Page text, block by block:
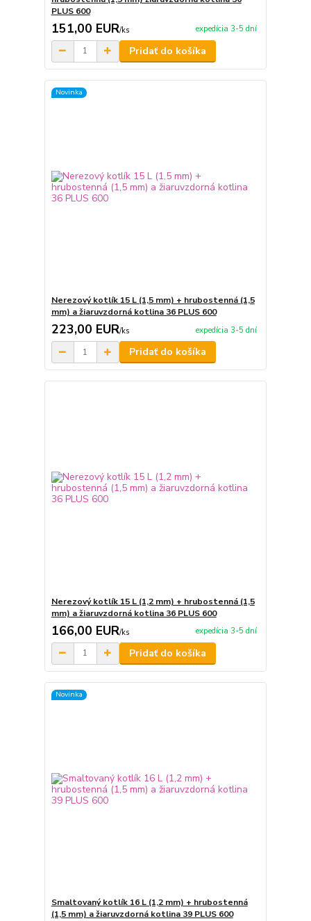
PLUS 600
151,00 EUR/ks expedícia 3-5 dní
Pridať do košíka
Novinka
Nerezový kotlík 15 L (1,5 mm) + hrubostenná (1,5
mm) a žiaruvzdorná kotlina 36 PLUS 600
223,00 EUR/ks expedícia 3-5 dní
Pridať do košíka
Nerezový kotlík 15 L (1,2 mm) + hrubostenná (1,5
mm) a žiaruvzdorná kotlina 36 PLUS 600
166,00 EUR/ks expedícia 3-5 dní
Pridať do košíka
Novinka
Smaltovaný kotlík 16 L (1,2 mm) + hrubostenná
(1,5 mm) a žiaruvzdorná kotlina 39 PLUS 600